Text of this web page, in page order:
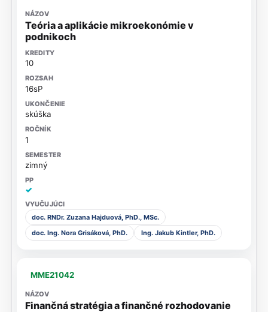
Teória a aplikácie mikroekonómie v
podnikoch
10
16sP
skúška
1
zimný
✓
doc. RNDr. Zuzana Hajduová, PhD., MSc.
doc. Ing. Nora Grisáková, PhD.
Ing. Jakub Kintler, PhD.
MME21042
Finančná stratégia a finančné rozhodovanie